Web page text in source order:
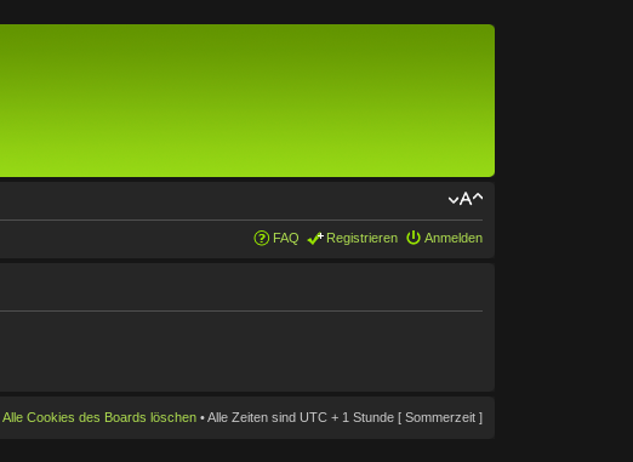
FAQ Registrieren Anmelden
Alle Cookies des Boards löschen• Alle Zeiten sind UTC + 1 Stunde [ Sommerzeit ]